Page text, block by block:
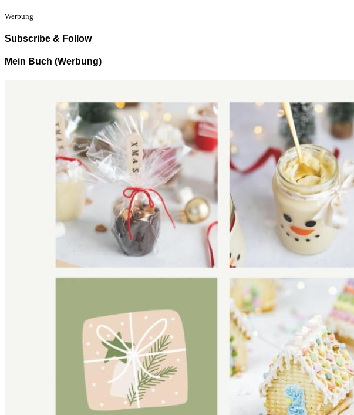
Werbung
Subscribe & Follow
Mein Buch (Werbung)